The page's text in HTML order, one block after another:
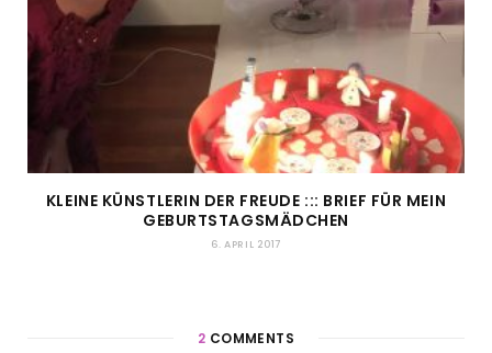
KLEINE KÜNSTLERIN DER FREUDE ::: BRIEF FÜR MEIN
GEBURTSTAGSMÄDCHEN
6. APRIL 2017
2 COMMENTS